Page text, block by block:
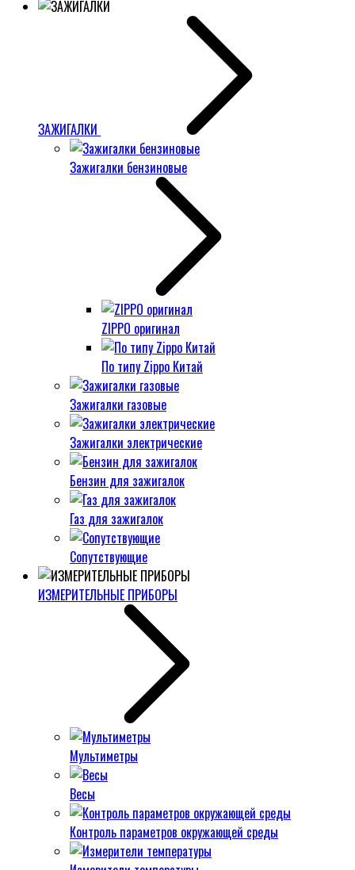
ЗАЖИГАЛКИ
Зажигалки бензиновые
ZIPPO оригинал
По типу Zippo Китай
Зажигалки газовые
Зажигалки электрические
Бензин для зажигалок
Газ для зажигалок
Сопутствующие
ИЗМЕРИТЕЛЬНЫЕ ПРИБОРЫ
Мультиметры
Весы
Контроль параметров окружающей среды